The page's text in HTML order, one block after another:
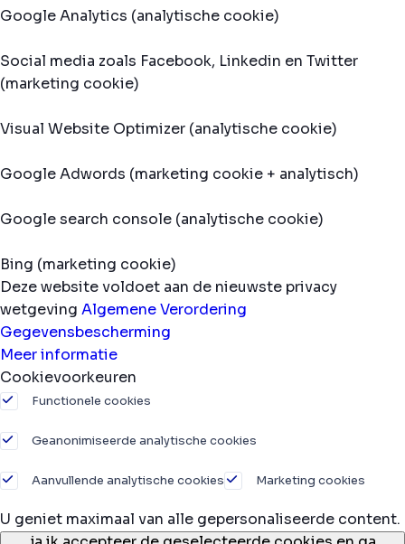
Google Analytics (analytische cookie)
Social media zoals Facebook, Linkedin en Twitter
(marketing cookie)
Visual Website Optimizer (analytische cookie)
Google Adwords (marketing cookie + analytisch)
Google search console (analytische cookie)
Bing (marketing cookie)
Deze website voldoet aan de nieuwste privacy
wetgeving Algemene Verordering
Gegevensbescherming
Meer informatie
Cookievoorkeuren
Functionele cookies
Geanonimiseerde analytische cookies
Aanvullende analytische cookies Marketing cookies
U geniet maximaal van alle gepersonaliseerde content.